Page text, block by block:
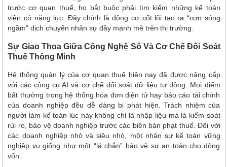
trước cơ quan thuế, họ bắt buộc phải tìm kiếm những kế toán
viên có năng lực. Đây chính là động cơ cốt lõi tạo ra “cơn sóng
ngầm” dịch chuyển nhân sự đầy mạnh mẽ trên thị trường.
Sự Giao Thoa Giữa Công Nghệ Số Và Cơ Chế Đối Soát
Thuế Thông Minh
Hệ thống quản lý của cơ quan thuế hiện nay đã được nâng cấp
với các công cụ AI và cơ chế đối soát dữ liệu tự động. Mọi điểm
bất thường trong hệ thống hóa đơn điện tử hay báo cáo tài chính
của doanh nghiệp đều dễ dàng bị phát hiện. Trách nhiệm của
người làm kế toán lúc này không chỉ là nhập liệu mà là kiểm soát
rủi ro, bảo vệ doanh nghiệp trước các biên bản phạt thuế. Đối với
các doanh nghiệp nhỏ và siêu nhỏ, một nhân sự kế toán vững
nghiệp vụ giống như một “lá chắn” bảo vệ sự an toàn cho dòng
vốn.